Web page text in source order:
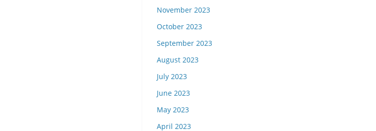
November 2023
October 2023
September 2023
August 2023
July 2023
June 2023
May 2023
April 2023